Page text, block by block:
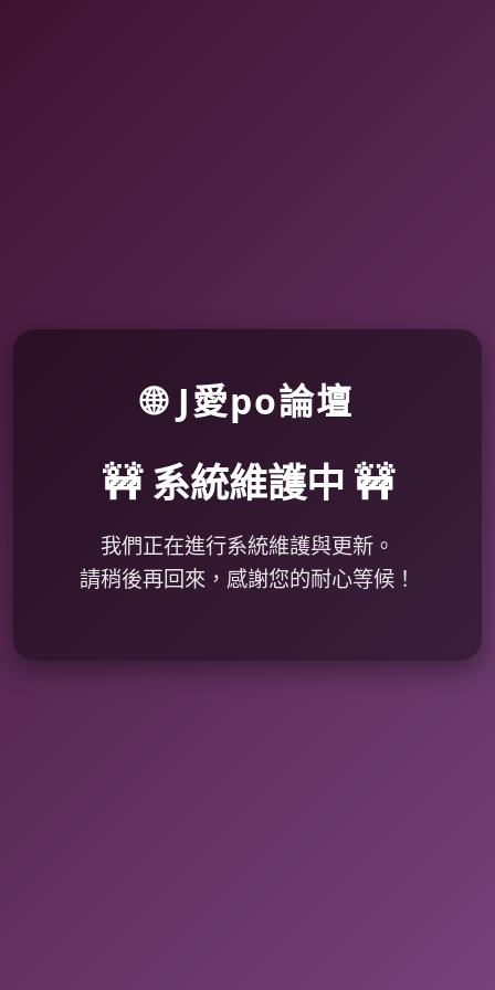
🌐 J愛po論壇
🚧 系統維護中 🚧
我們正在進行系統維護與更新。
請稍後再回來，感謝您的耐心等候！